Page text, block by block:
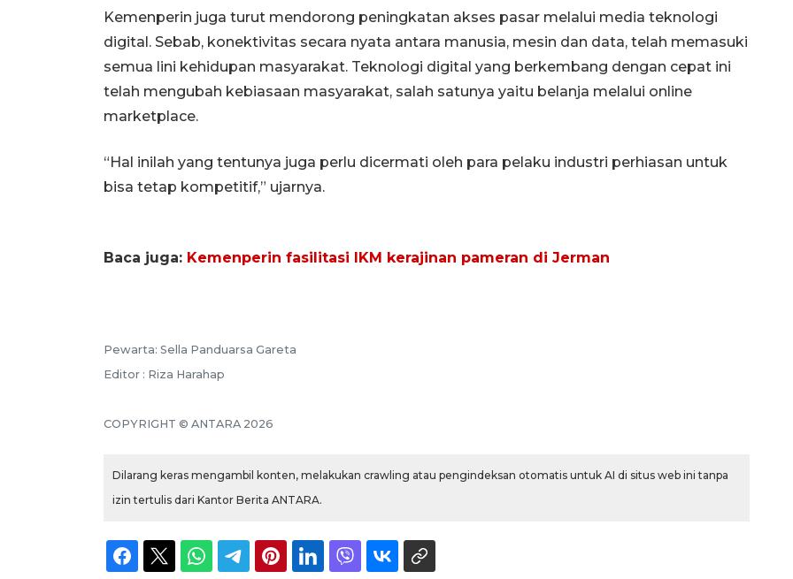
Kemenperin juga turut mendorong peningkatan akses pasar melalui media teknologi
digital. Sebab, konektivitas secara nyata antara manusia, mesin dan data, telah memasuki
semua lini kehidupan masyarakat. Teknologi digital yang berkembang dengan cepat ini
telah mengubah kebiasaan masyarakat, salah satunya yaitu belanja melalui online
marketplace.
“Hal inilah yang tentunya juga perlu dicermati oleh para pelaku industri perhiasan untuk
bisa tetap kompetitif,” ujarnya.
Baca juga: Kemenperin fasilitasi IKM kerajinan pameran di Jerman
Pewarta: Sella Panduarsa Gareta
Editor : Riza Harahap
COPYRIGHT © ANTARA 2026
Dilarang keras mengambil konten, melakukan crawling atau pengindeksan otomatis untuk AI di situs web ini tanpa
izin tertulis dari Kantor Berita ANTARA.
2026 sambangi Papua